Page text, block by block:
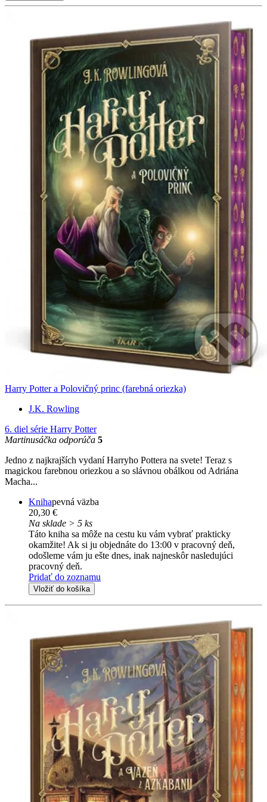
Harry Potter a Polovičný princ (farebná oriezka)
J.K. Rowling
6. diel série Harry Potter
Martinusáčka odporúča 5
Jedno z najkrajších vydaní Harryho Pottera na svete! Teraz s
magickou farebnou oriezkou a so slávnou obálkou od Adriána
Macha...
Knihapevná väzba
20,30 €
Na sklade > 5 ks
Táto kniha sa môže na cestu ku vám vybrať prakticky
okamžite! Ak si ju objednáte do 13:00 v pracovný deň,
odošleme vám ju ešte dnes, inak najneskôr nasledujúci
pracovný deň.
Pridať do zoznamu
Vložiť do košíka